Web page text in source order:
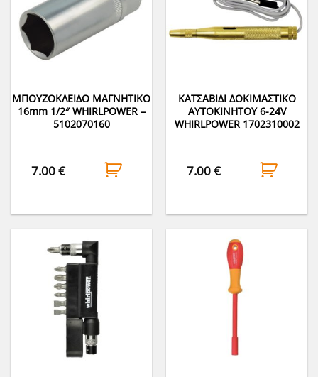
ΜΠΟΥΖΟΚΛΕΙΔΟ ΜΑΓΝΗΤΙΚΟ
16mm 1/2″ WHIRLPOWER –
5102070160
7.00€
ΚΑΤΣΑΒΙΔΙ ΔΟΚΙΜΑΣΤΙΚΟ
ΑΥΤΟΚΙΝΗΤΟΥ 6-24V
WHIRLPOWER 1702310002
7.00€